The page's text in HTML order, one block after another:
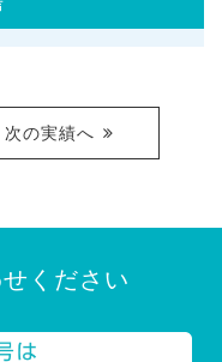
次の実績へ
ください